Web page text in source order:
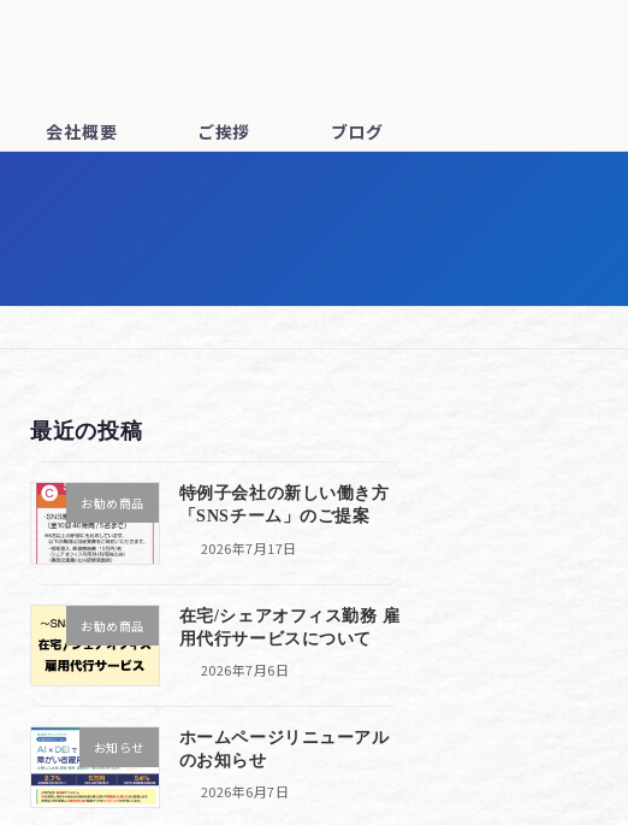
会社概要 ご挨拶 ブログ
最近の投稿
お勧め商品
特例子会社の新しい働き方
「SNSチーム」のご提案
2026年7月17日
お勧め商品
在宅/シェアオフィス勤務 雇
用代行サービスについて
2026年7月6日
お知らせ
ホームページリニューアル
のお知らせ
2026年6月7日